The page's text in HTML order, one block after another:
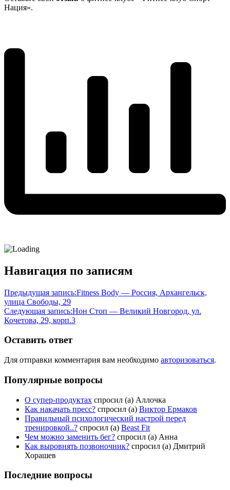
Нация».
Навигация по записям
Предыдущая запись:Fitness Body — Россия, Архангельск,
улица Свободы, 29
Следующая запись:Нон Стоп — Великий Новгород, ул.
Кочетова, 29, корп.3
Оставить ответ
Для отправки комментария вам необходимо авторизоваться.
Популярные вопросы
О супер-продуктах спросил (а) Аллочка
Как накачать пресс? спросил (а) Виктор Ермаков
Правильный психологический настрой перед
тренировкой..? спросил (а) Beast Fit
Чем можно заменить бег? спросил (а) Анна
Как выровнять позвоночник? спросил (а) Дмитрий
Хорашев
Последние вопросы